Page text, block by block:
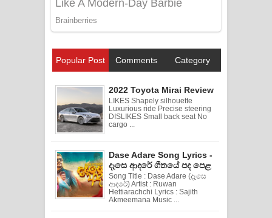
Popular Post Comments Category
2022 Toyota Mirai Review
LIKES Shapely silhouette
Luxurious ride Precise steering
DISLIKES Small back seat No
cargo ...
Dase Adare Song Lyrics -
දෑසෙ ආදරේ ගීතයේ පද පෙළ
Song Title : Dase Adare (දෑසෙ
ආදරේ) Artist : Ruwan
Hettiarachchi Lyrics : Sajith
Akmeemana Music ...